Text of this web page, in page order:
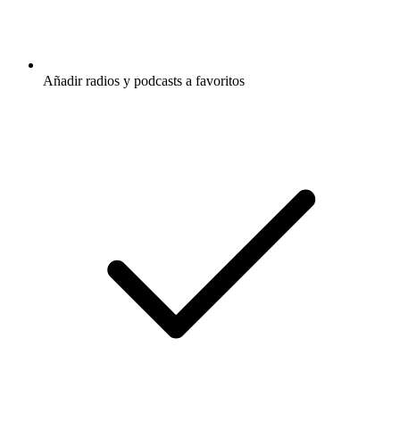
Añadir radios y podcasts a favoritos